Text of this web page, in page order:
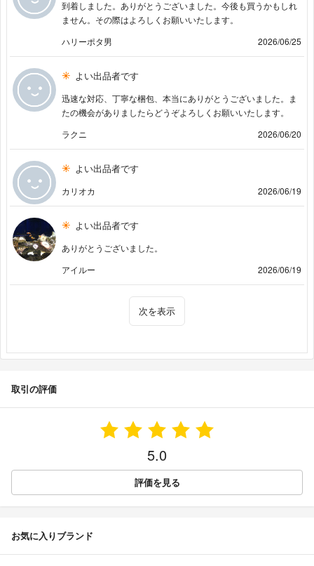
到着しました。ありがとうございました。今後も買うかもしれ
ません。その際はよろしくお願いいたします。
ハリーポタ男
2026/06/25
よい出品者です
迅速な対応、丁寧な梱包、本当にありがとうございました。ま
たの機会がありましたらどうぞよろしくお願いいたします。
ラクニ
2026/06/20
よい出品者です
カリオカ 2026/06/19
よい出品者です
ありがとうございました。
アイルー
2026/06/19
次を表示
取引の評価
5.0
評価を見る
お気に入りブランド